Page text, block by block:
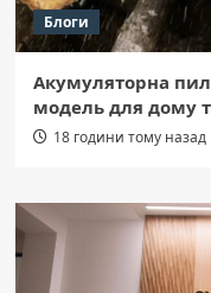
Блоги
Акумуляторна
модель для дому
18 години тому назад